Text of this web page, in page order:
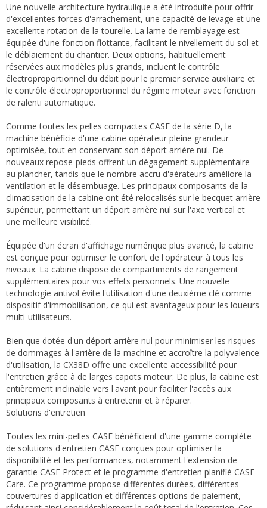
Une nouvelle architecture hydraulique a été introduite pour offrir
d'excellentes forces d'arrachement, une capacité de levage et une
excellente rotation de la tourelle. La lame de remblayage est
équipée d'une fonction flottante, facilitant le nivellement du sol et
le déblaiement du chantier. Deux options, habituellement
réservées aux modèles plus grands, incluent le contrôle
électroproportionnel du débit pour le premier service auxiliaire et
le contrôle électroproportionnel du régime moteur avec fonction
de ralenti automatique.
Comme toutes les pelles compactes CASE de la série D, la
machine bénéficie d'une cabine opérateur pleine grandeur
optimisée, tout en conservant son déport arrière nul. De
nouveaux repose-pieds offrent un dégagement supplémentaire
au plancher, tandis que le nombre accru d'aérateurs améliore la
ventilation et le désembuage. Les principaux composants de la
climatisation de la cabine ont été relocalisés sur le becquet arrière
supérieur, permettant un déport arrière nul sur l'axe vertical et
une meilleure visibilité.
Équipée d'un écran d'affichage numérique plus avancé, la cabine
est conçue pour optimiser le confort de l'opérateur à tous les
niveaux. La cabine dispose de compartiments de rangement
supplémentaires pour vos effets personnels. Une nouvelle
technologie antivol évite l'utilisation d'une deuxième clé comme
dispositif d'immobilisation, ce qui est avantageux pour les loueurs
multi-utilisateurs.
Bien que dotée d'un déport arrière nul pour minimiser les risques
de dommages à l'arrière de la machine et accroître la polyvalence
d'utilisation, la CX38D offre une excellente accessibilité pour
l'entretien grâce à de larges capots moteur. De plus, la cabine est
entièrement inclinable vers l'avant pour faciliter l'accès aux
principaux composants à entretenir et à réparer.
Solutions d'entretien
Toutes les mini-pelles CASE bénéficient d'une gamme complète
de solutions d'entretien CASE conçues pour optimiser la
disponibilité et les performances, notamment l'extension de
garantie CASE Protect et le programme d'entretien planifié CASE
Care. Ce programme propose différentes durées, différentes
couvertures d'application et différentes options de paiement,